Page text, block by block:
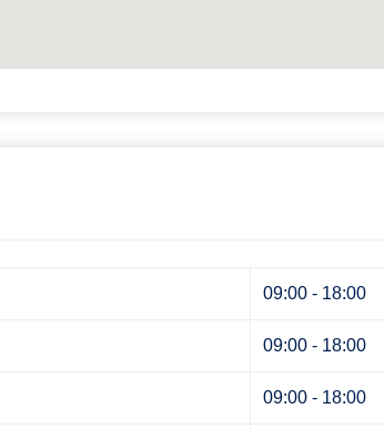
09:00 - 18:00
09:00 - 18:00
09:00 - 18:00